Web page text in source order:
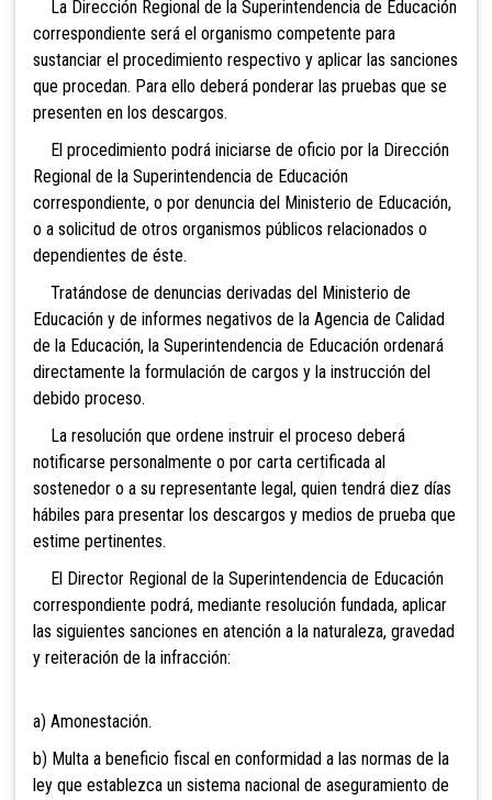
La Dirección Regional de la Superintendencia de Educación
correspondiente será el organismo competente para
sustanciar el procedimiento respectivo y aplicar las sanciones
que procedan. Para ello deberá ponderar las pruebas que se
presenten en los descargos.
El procedimiento podrá iniciarse de oficio por la Dirección
Regional de la Superintendencia de Educación
correspondiente, o por denuncia del Ministerio de Educación,
o a solicitud de otros organismos públicos relacionados o
dependientes de éste.
Tratándose de denuncias derivadas del Ministerio de
Educación y de informes negativos de la Agencia de Calidad
de la Educación, la Superintendencia de Educación ordenará
directamente la formulación de cargos y la instrucción del
debido proceso.
La resolución que ordene instruir el proceso deberá
notificarse personalmente o por carta certificada al
sostenedor o a su representante legal, quien tendrá diez días
hábiles para presentar los descargos y medios de prueba que
estime pertinentes.
El Director Regional de la Superintendencia de Educación
correspondiente podrá, mediante resolución fundada, aplicar
las siguientes sanciones en atención a la naturaleza, gravedad
y reiteración de la infracción:
a) Amonestación.
b) Multa a beneficio fiscal en conformidad a las normas de la
ley que establezca un sistema nacional de aseguramiento de